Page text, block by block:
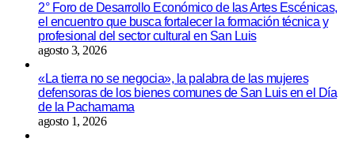
2° Foro de Desarrollo Económico de las Artes Escénicas,
el encuentro que busca fortalecer la formación técnica y
profesional del sector cultural en San Luis
agosto 3, 2026
«La tierra no se negocia», la palabra de las mujeres
defensoras de los bienes comunes de San Luis en el Día
de la Pachamama
agosto 1, 2026